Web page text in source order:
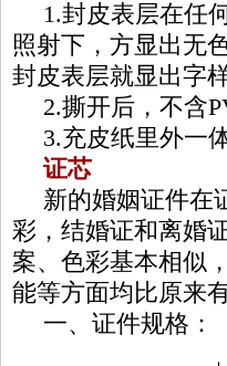
1.封皮表层在任
照射下，方显出无
封皮表层就显出字
2.撕开后，不含
3.充皮纸里外一
证芯
新的婚姻证件在
彩，结婚证和离婚
案、色彩基本相似
能等方面均比原来
一、证件规格：